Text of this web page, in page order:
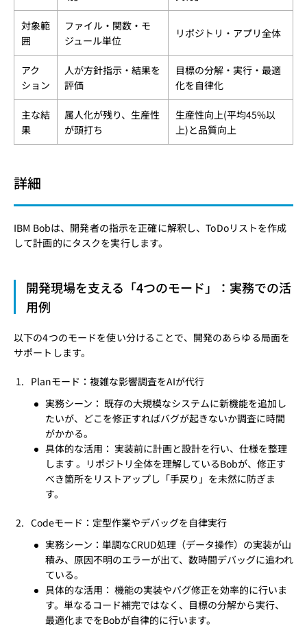
対象範
囲
ファイル・関数・モ
ジュール単位
リポジトリ・アプリ全体
アク
ション
人が方針指示・結果を
評価
目標の分解・実行・最適
化を自律化
主な結
果
属人化が残り、生産性
が頭打ち
生産性向上(平均45%以
上)と品質向上
詳細
IBM Bobは、開発者の指示を正確に解釈し、ToDoリストを作成
して計画的にタスクを実行します。
開発現場を支える「4つのモード」：実務での活
用例
以下の4つのモードを使い分けることで、開発のあらゆる局面を
サポートします。
Planモード：複雑な影響調査をAIが代行
実務シーン： 既存の大規模なシステムに新機能を追加し
たいが、どこを修正すればバグが起きないか調査に時間
がかかる。
具体的な活用： 実装前に計画と設計を行い、仕様を整理
します 。リポジトリ全体を理解しているBobが、修正す
べき箇所をリストアップし「手戻り」を未然に防ぎま
す。
Codeモード：定型作業やデバッグを自律実行
実務シーン：単調なCRUD処理（データ操作）の実装が山
積み、原因不明のエラーが出て、数時間デバッグに追われ
ている。
具体的な活用： 機能の実装やバグ修正を効率的に行いま
す。単なるコード補完ではなく、目標の分解から実行、
最適化までをBobが自律的に行います。